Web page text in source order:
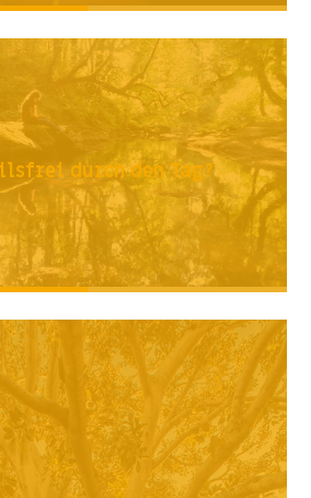
durch den Tag?